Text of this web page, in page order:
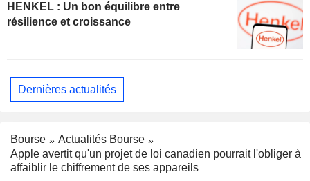
HENKEL : Un bon équilibre entre
résilience et croissance
Dernières actualités
Bourse
Actualités Bourse
Apple avertit qu'un projet de loi canadien pourrait l'obliger à
affaiblir le chiffrement de ses appareils